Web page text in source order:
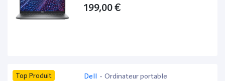
199,00 €
Top Produit Dell - Ordinateur portable